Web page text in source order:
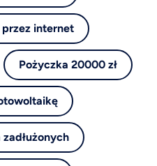
internet
Pożyczka 20000 zł